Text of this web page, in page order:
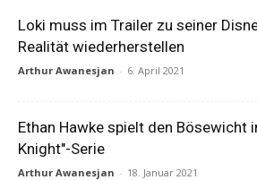
Loki muss im Trailer zu seiner
Realität wiederherstellen
Arthur Awanesjan - 6. April 2021
Ethan Hawke spielt den Bösewicht
Knight"-Serie
Arthur Awanesjan - 18. Januar 2021